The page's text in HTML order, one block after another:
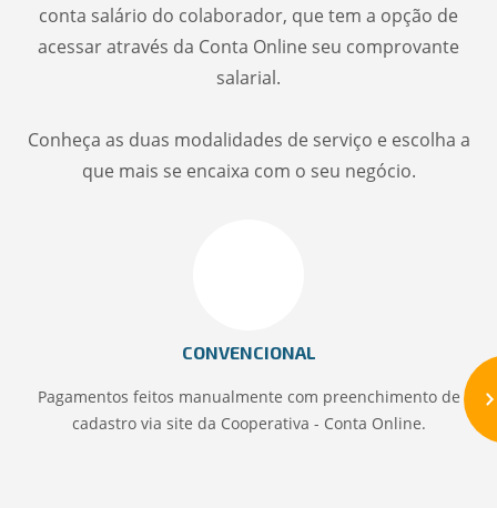
conta salário do colaborador, que tem a opção de
acessar através da Conta Online seu comprovante
salarial.
Conheça as duas modalidades de serviço e escolha a
que mais se encaixa com o seu negócio.
CONVENCIONAL
Pagamentos feitos manualmente com preenchimento de
cadastro via site da Cooperativa - Conta Online.